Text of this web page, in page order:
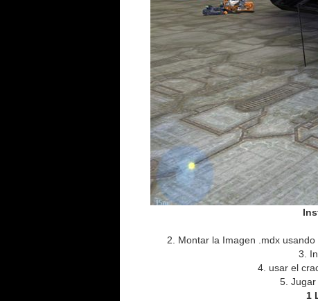
2. Montar la Imagen .mdx
3.
4. usar el
5. Jugar
1